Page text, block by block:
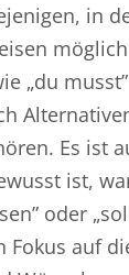
in
„du
Es ist
ist,
oder „
Fokus auf